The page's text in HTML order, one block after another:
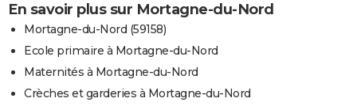
En savoir plus sur Mortagne-du-Nord
Mortagne-du-Nord (59158)
Ecole primaire à Mortagne-du-Nord
Maternités à Mortagne-du-Nord
Crèches et garderies à Mortagne-du-Nord